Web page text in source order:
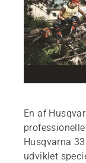
En af
Husqvarna
udviklet